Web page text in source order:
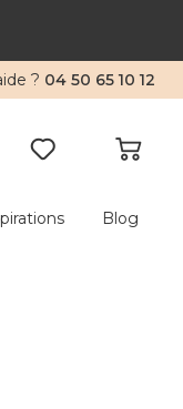
? 04 50 65 10 12
Blog